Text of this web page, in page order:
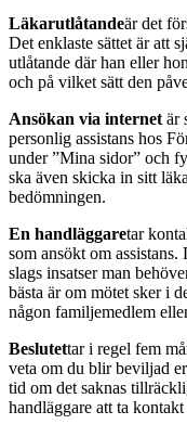
Läkarutlåtandeär det
Det enklaste sättet är att
utlåtande där han eller
och på vilket sätt den
Ansökan via internetär
personlig assistans hos
under ”Mina sidor” och
ska även skicka in sitt
bedömningen.
En handläggaretar
som ansökt om
slags insatser man
bästa är om mötet sker i
någon familjemedlem
Beslutettar i regel fem
veta om du blir beviljad
tid om det saknas
handläggare att ta